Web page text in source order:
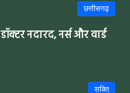
छत्तीसगढ़
नदारद, नर्स और वार्ड
सक्ति